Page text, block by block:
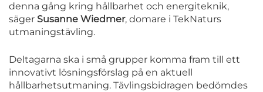
denna gång kring hållbarhet och energiteknik,
säger Susanne Wiedmer, domare i TekNaturs
utmaningstävling.
Deltagarna ska i små grupper komma fram till ett
innovativt lösningsförslag på en aktuell
hållbarhetsutmaning. Tävlingsbidragen bedömdes